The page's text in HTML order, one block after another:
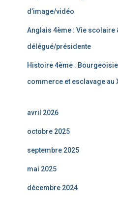
d’image/vidéo
Anglais 4ème : Vie scolaire
délégué/présidente
Histoire 4ème :
commerce et esclavage au
avril 2026
octobre 2025
septembre 2025
mai 2025
décembre 2024